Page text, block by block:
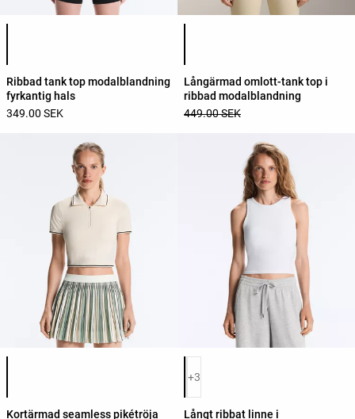
Lista över produktfärger
Ribbad tank top modalblandning
fyrkantig hals
349.00 SEK
Lista över produktfärger
Långärmad omlott-tank top i
ribbad modalblandning
449.00 SEK
Lista över produktfärger
Kortärmad seamless pikétröja
Lista över produktfärger
+3
Långt ribbat linne i